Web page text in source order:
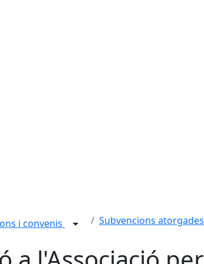
i convenis Subvencions atorgades